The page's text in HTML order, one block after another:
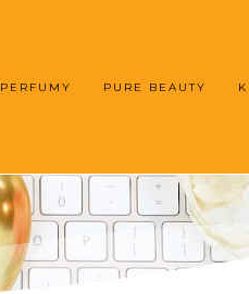
PERFUMY PURE BEAUTY